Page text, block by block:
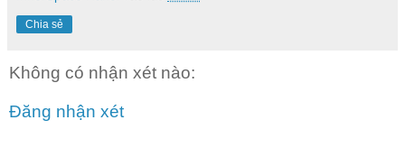
Chia sẻ
Không có nhận xét nào:
Đăng nhận xét